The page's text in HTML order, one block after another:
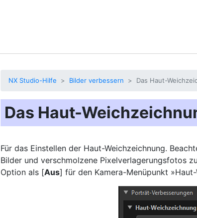
NX Studio-Hilfe Bilder verbessern Das Haut-
Das Haut-
Für das Einstellen der Haut-Weichzeichnung.
Bilder und verschmolzene Pixelverlagerungsfotos
Option als [Aus] für den Kamera-Menüpunkt